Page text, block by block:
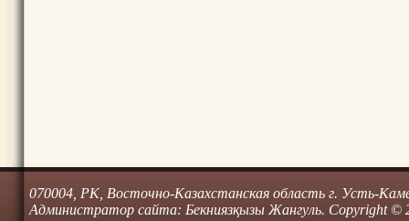
070004, РК, Восточно-Казахстанская область г. Усть-
Администратор сайта: Бекниязқызы Жангуль. Copyright ©